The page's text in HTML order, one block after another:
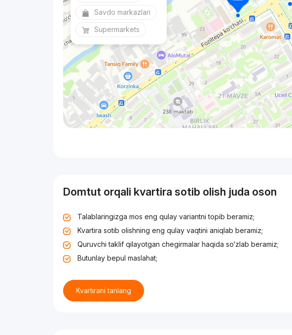
Savdo markazlari
Supermarkets
Domtut orqali kvartira sotib olish juda oson
Talablaringizga mos eng qulay variantni topib beramiz;
Kvartira sotib olishning eng qulay vaqtini aniqlab beramiz;
Quruvchi taklif qilayotgan chegirmalar haqida so‘zlab beramiz;
Butunlay bepul maslahat;
Kvartirani tanlang